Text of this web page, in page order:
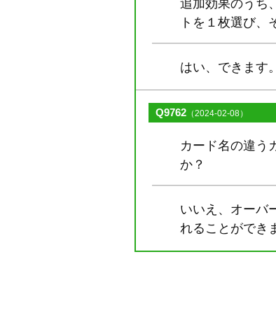
追加効果のうち
トを１枚選び、
はい、できます。
Q9762 （2024-02-08）
カード名の違う
か？
いいえ、オーバ
れることができ